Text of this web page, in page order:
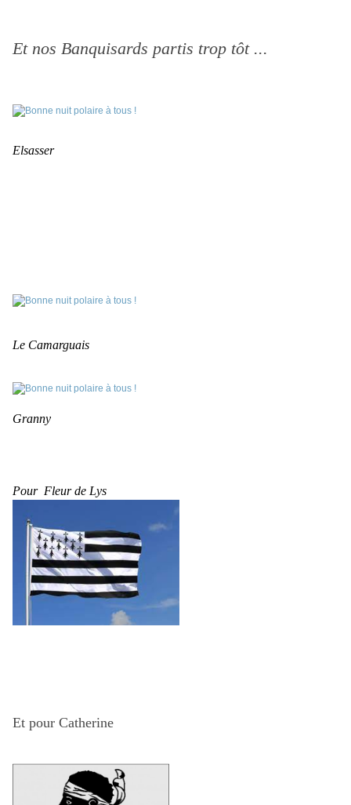
Et nos Banquisards partis trop tôt ...
Elsasser
Le Camarguais
Granny
Pour Fleur de Lys
Et pour Catherine